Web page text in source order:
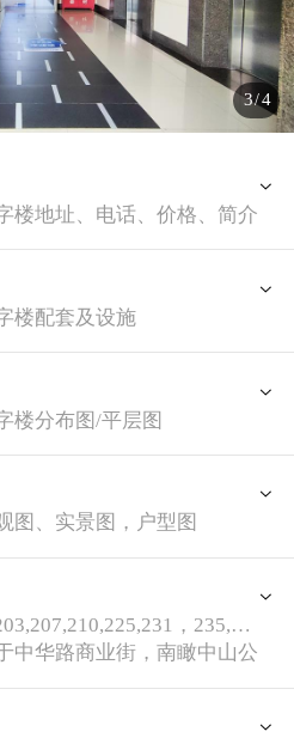
3/4
楼地址、电话、价格、简介
楼配套及设施
楼分布图/平层图
图、实景图，户型图
公交站:103,115,203,207,210,225,231，235,237，240,246,247，263,264,282,501，287，296,328，地铁站:1号线
中华路商业街，南瞰中山公园